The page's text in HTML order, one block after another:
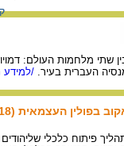
מלחמות העולם:
העברית בעיר. /למידע
העצמאית (1939-1918)
של פולין העצמאית ב- 1918 החל תהליך